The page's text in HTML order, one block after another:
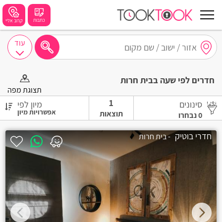
קרוב אליי כתבות
נתניה
תל אביב
בורגתה
קרית אתא
עוד
חדרים לפי שעה בבית חרות
תצוגת מפה
סינונים
0נבחרו
1
תוצאות
מיון לפי
חדרי בוטיק - בית חרות